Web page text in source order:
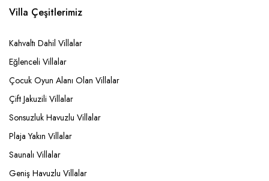
Villa Çeşitlerimiz
Kahvaltı Dahil Villalar
Eğlenceli Villalar
Çocuk Oyun Alanı Olan Villalar
Çift Jakuzili Villalar
Sonsuzluk Havuzlu Villalar
Plaja Yakın Villalar
Saunalı Villalar
Geniş Havuzlu Villalar